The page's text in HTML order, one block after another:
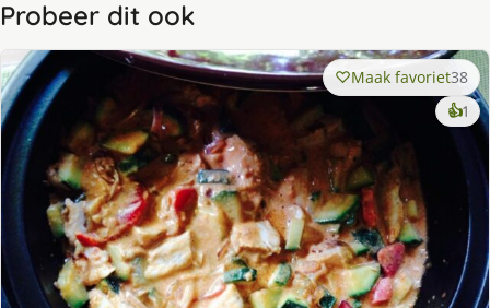
Probeer dit ook
Maak favoriet38
👍1